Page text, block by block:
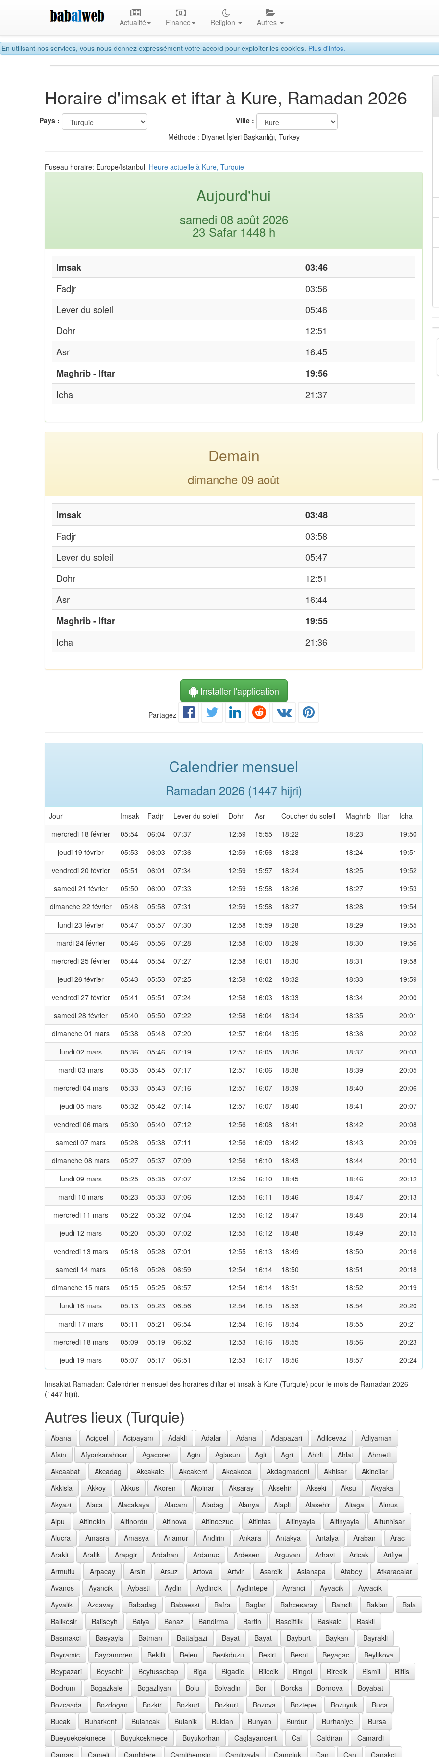
En utilisant nos services, vous nous donnez expressément votre accord pour exploiter les cookies. Plus d'infos.
Actualité Finance Religion Autres
Horaire d'imsak et iftar à Kure, Ramadan 2026
Pays :
Ville :
Méthode : Diyanet İşleri Başkanlığı, Turkey
Fuseau horaire: Europe/Istanbul. Heure actuelle à Kure, Turquie
Aujourd'hui
samedi 08 août 2026
23 Safar 1448 h
Imsak
03:46
Fadjr
03:56
Lever du soleil
05:46
Dohr
12:51
Asr
16:45
Maghrib - Iftar
19:56
Icha
21:37
Demain
dimanche 09 août
Imsak
03:48
Fadjr
03:58
Lever du soleil
05:47
Dohr
12:51
Asr
16:44
Maghrib - Iftar
19:55
Icha
21:36
Installer l'application
Partagez
Calendrier mensuel
Ramadan 2026 (1447 hijri)
Jour Imsak Fadjr Lever du soleil Dohr Asr Coucher du soleil Maghrib - Iftar
Icha
mercredi 18 février
05:54 06:04 07:37 12:59 15:55 18:22 18:23
19:50
jeudi 19 février
05:53 06:03 07:36 12:59 15:56 18:23 18:24
19:51
vendredi 20 février
05:51 06:01 07:34 12:59 15:57 18:24 18:25
19:52
samedi 21 février
05:50 06:00 07:33 12:59 15:58 18:26 18:27
19:53
dimanche 22 février
05:48 05:58 07:31 12:59 15:58 18:27 18:28
19:54
lundi 23 février
05:47 05:57 07:30 12:58 15:59 18:28 18:29
19:55
mardi 24 février
05:46 05:56 07:28 12:58 16:00 18:29 18:30
19:56
mercredi 25 février
05:44 05:54 07:27 12:58 16:01 18:30 18:31
19:58
jeudi 26 février
05:43 05:53 07:25 12:58 16:02 18:32 18:33
19:59
vendredi 27 février
05:41 05:51 07:24 12:58 16:03 18:33 18:34
20:00
samedi 28 février
05:40 05:50 07:22 12:58 16:04 18:34 18:35
20:01
dimanche 01 mars
05:38 05:48 07:20 12:57 16:04 18:35 18:36
20:02
lundi 02 mars
05:36 05:46 07:19 12:57 16:05 18:36 18:37
20:03
mardi 03 mars
05:35 05:45 07:17 12:57 16:06 18:38 18:39
20:05
mercredi 04 mars
05:33 05:43 07:16 12:57 16:07 18:39 18:40
20:06
jeudi 05 mars
05:32 05:42 07:14 12:57 16:07 18:40 18:41
20:07
vendredi 06 mars
05:30 05:40 07:12 12:56 16:08 18:41 18:42
20:08
samedi 07 mars
05:28 05:38 07:11 12:56 16:09 18:42 18:43
20:09
dimanche 08 mars
05:27 05:37 07:09 12:56 16:10 18:43 18:44
20:10
lundi 09 mars
05:25 05:35 07:07 12:56 16:10 18:45 18:46
20:12
mardi 10 mars
05:23 05:33 07:06 12:55 16:11 18:46 18:47
20:13
mercredi 11 mars
05:22 05:32 07:04 12:55 16:12 18:47 18:48
20:14
jeudi 12 mars
05:20 05:30 07:02 12:55 16:12 18:48 18:49
20:15
vendredi 13 mars
05:18 05:28 07:01 12:55 16:13 18:49 18:50
20:16
samedi 14 mars
05:16 05:26 06:59 12:54 16:14 18:50 18:51
20:18
dimanche 15 mars
05:15 05:25 06:57 12:54 16:14 18:51 18:52
20:19
lundi 16 mars
05:13 05:23 06:56 12:54 16:15 18:53 18:54
20:20
mardi 17 mars
05:11 05:21 06:54 12:54 16:16 18:54 18:55
20:21
mercredi 18 mars
05:09 05:19 06:52 12:53 16:16 18:55 18:56
20:23
jeudi 19 mars
05:07 05:17 06:51 12:53 16:17 18:56 18:57 20:24
Imsakiat Ramadan: Calendrier mensuel des horaires d'iftar et imsak à Kure (Turquie) pour le mois de Ramadan 2026
(1447 hijri).
Autres lieux (Turquie)
Abana Acigoel Acipayam Adakli Adalar Adana Adapazari Adilcevaz
Adiyaman
Afsin
Afyonkarahisar Agacoren Agin Aglasun Agli Agri Ahirli Ahlat
Ahmetli
Akcaabat
Akcadag Akcakale Akcakent Akcakoca Akdagmadeni Akhisar
Akincilar
Akkisla
Akkoy Akkus Akoren Akpinar Aksaray Aksehir Akseki Aksu
Akyaka
Akyazi
Alaca Alacakaya Alacam Aladag Alanya Alapli Alasehir Aliaga
Almus
Alpu
Altinekin Altinordu Altinova Altinoezue Altintas Altinyayla Altinyayla
Altunhisar
Alucra
Amasra Amasya Anamur Andirin Ankara Antakya Antalya Araban
Arac
Arakli
Aralik Arapgir Ardahan Ardanuc Ardesen Arguvan Arhavi Aricak
Arifiye
Armutlu
Arpacay Arsin Arsuz Artova Artvin Asarcik Aslanapa Atabey
Atkaracalar
Avanos
Ayancik Aybasti Aydin Aydincik Aydintepe Ayranci Ayvacik
Ayvacik
Ayvalik
Azdavay Babadag Babaeski Bafra Baglar Bahcesaray Bahsili Baklan
Bala
Balikesir
Baliseyh Balya Banaz Bandirma Bartin Basciftlik Baskale
Baskil
Basmakci
Basyayla Batman Battalgazi Bayat Bayat Bayburt Baykan
Bayrakli
Bayramic
Bayramoren Bekilli Belen Besikduzu Besiri Besni Beyagac
Beylikova
Beypazari
Beysehir Beytussebap Biga Bigadic Bilecik Bingol Birecik Bismil
Bitlis
Bodrum
Bogazkale Bogazliyan Bolu Bolvadin Bor Borcka Bornova
Boyabat
Bozcaada
Bozdogan Bozkir Bozkurt Bozkurt Bozova Boztepe Bozuyuk
Buca
Bucak
Buharkent Bulancak Bulanik Buldan Bunyan Burdur Burhaniye
Bursa
Bueyuekcekmece
Buyukcekmece Buyukorhan Caglayancerit Cal Caldiran
Camardi
Camas
Cameli Camlidere Camlihemsin Camliyayla Camoluk Can Can Canakci